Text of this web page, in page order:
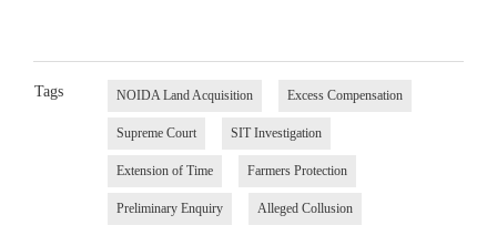
Tags NOIDA Land Acquisition Excess Compensation
Supreme Court SIT Investigation
Extension of Time Farmers Protection
Preliminary Enquiry Alleged Collusion